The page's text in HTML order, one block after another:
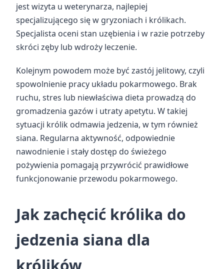
jest wizyta u weterynarza, najlepiej
specjalizującego się w gryzoniach i królikach.
Specjalista oceni stan uzębienia i w razie potrzeby
skróci zęby lub wdroży leczenie.
Kolejnym powodem może być zastój jelitowy, czyli
spowolnienie pracy układu pokarmowego. Brak
ruchu, stres lub niewłaściwa dieta prowadzą do
gromadzenia gazów i utraty apetytu. W takiej
sytuacji królik odmawia jedzenia, w tym również
siana. Regularna aktywność, odpowiednie
nawodnienie i stały dostęp do świeżego
pożywienia pomagają przywrócić prawidłowe
funkcjonowanie przewodu pokarmowego.
Jak zachęcić królika do
jedzenia siana dla